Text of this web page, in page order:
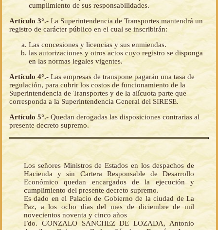
cumplimiento de sus responsabilidades.
Artículo 3°.- La Superintendencia de Transportes mantendrá un
registro de carácter público en el cual se inscribirán:
Las concesiones y licencias y sus enmiendas.
las autorizaciones y otros actos cuyo registro se disponga
en las normas legales vigentes.
Artículo 4°.- Las empresas de transpone pagarán una tasa de
regulación, para cubrir los costos de funcionamiento de la
Superintendencia de Transportes y de la alícuota parte que
corresponda a la Superintendencia General del SIRESE.
Artículo 5°.- Quedan derogadas las disposiciones contrarias al
presente decreto supremo.
Los señores Ministros de Estados en los despachos de
Hacienda y sin Cartera Responsable de Desarrollo
Económico quedan encargados de la ejecución y
cumplimiento del presente decreto supremo.
Es dado en el Palacio de Gobierno de la ciudad de La
Paz, a los ocho días del mes de diciembre de mil
novecientos noventa y cinco años
Fdo. GONZALO SANCHEZ DE LOZADA, Antonio